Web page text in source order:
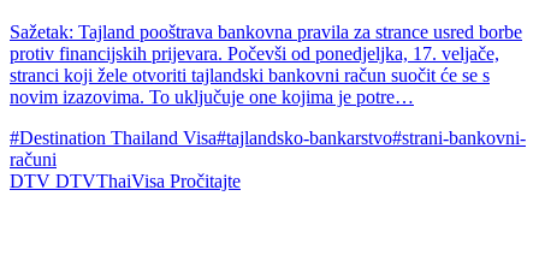
Sažetak: Tajland pooštrava bankovna pravila za strance usred borbe
protiv financijskih prijevara. Počevši od ponedjeljka, 17. veljače,
stranci koji žele otvoriti tajlandski bankovni račun suočit će se s
novim izazovima. To uključuje one kojima je potre…
#Destination Thailand Visa#tajlandsko-bankarstvo#strani-bankovni-
računi
DTV DTVThaiVisa Pročitajte